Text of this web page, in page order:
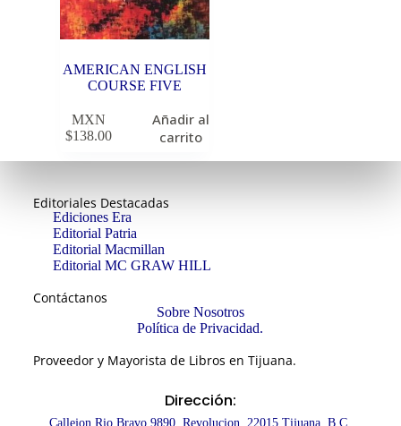
AMERICAN ENGLISH
COURSE FIVE
MXN
$138.00
Añadir al
carrito
Editoriales Destacadas
Ediciones Era
Editorial Patria
Editorial Macmillan
Editorial MC GRAW HILL
Contáctanos
Sobre Nosotros
Política de Privacidad.
Proveedor y Mayorista de Libros en Tijuana.
Dirección:
Callejon Rio Bravo 9890, Revolucion, 22015 Tijuana, B.C.